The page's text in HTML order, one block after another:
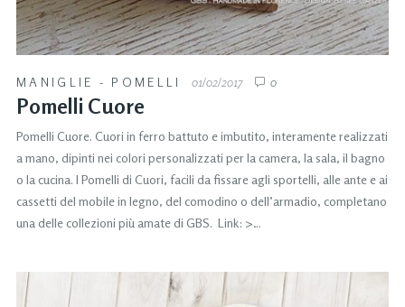
MANIGLIE - POMELLI 01/02/2017 0
Pomelli Cuore
Pomelli Cuore. Cuori in ferro battuto e imbutito, interamente realizzati
a mano, dipinti nei colori personalizzati per la camera, la sala, il bagno
o la cucina. I Pomelli di Cuori, facili da fissare agli sportelli, alle ante e ai
cassetti del mobile in legno, del comodino o dell’armadio, completano
una delle collezioni più amate di GBS. Link: >…